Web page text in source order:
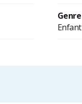
Genre
Enfant